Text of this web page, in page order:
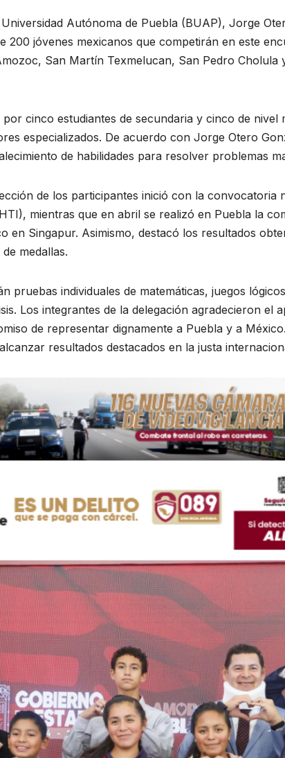
Autónoma de Puebla (BUAP), Jorge
200 jóvenes mexicanos que competirán en este
San Martín Texmelucan, San Pedro
cinco estudiantes de secundaria y cinco de
especializados. De acuerdo con Jorge Otero
de habilidades para resolver problemas
de los participantes inició con la convocatoria
mientras que en abril se realizó en Puebla la
en Singapur. Asimismo, destacó los resultados
medallas.
pruebas individuales de matemáticas, juegos
Los integrantes de la delegación agradecieron
de representar dignamente a Puebla y a
resultados destacados en la justa